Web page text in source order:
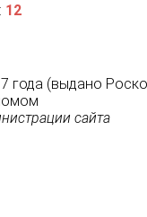
12
года (выдано
сайта